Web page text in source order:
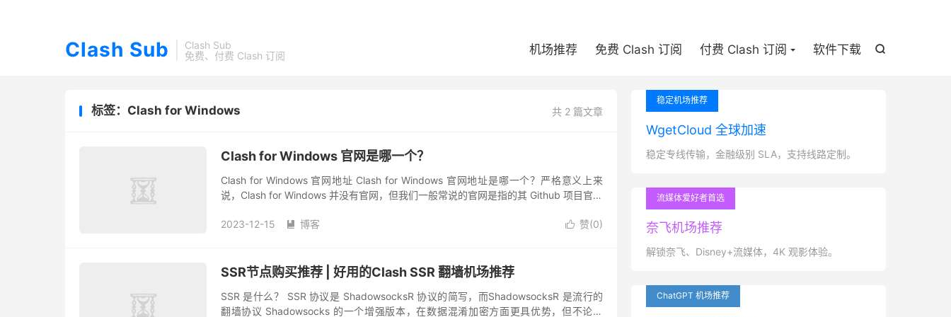
Clash Sub
Clash Sub
免费、付费 Clash 订阅

机场推荐 免费 Clash 订阅 付费 Clash 订阅 软件下载
共 2 篇文章
标签：Clash for Windows
Clash for Windows 官网是哪一个？
Clash for Windows 官网地址 Clash for Windows 官网地址是哪一个？严格意义上来
说，Clash for Windows 并没有官网，但我们一般常说的官网是指的其 Github 项目官方
 赞(0)
2023-12-15  博客
SSR节点购买推荐 | 好用的Clash SSR 翻墙机场推荐
SSR 是什么？ SSR 协议是 ShadowsocksR 协议的简写，而ShadowsocksR 是流行的
翻墙协议 Shadowsocks 的一个增强版本，在数据混淆加密方面更具优势，但不论是
稳定机场推荐
WgetCloud 全球加速
稳定专线传输，金融级别 SLA，支持线路定制。
流媒体爱好者首选
奈飞机场推荐
解锁奈飞、Disney+流媒体，4K 观影体验。
ChatGPT 机场推荐